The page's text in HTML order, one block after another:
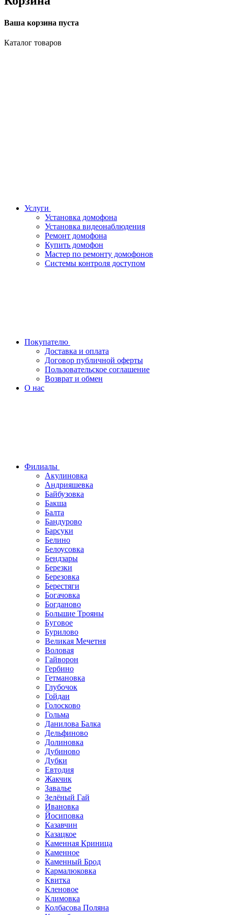
Ваша корзина пуста
Каталог товаров
Услуги
Установка домофона
Установка видеонаблюдения
Ремонт домофона
Купить домофон
Мастер по ремонту домофонов
Системы контроля доступом
Покупателю
Доставка и оплата
Договор публичной оферты
Пользовательское соглашение
Возврат и обмен
О нас
Филиалы
Акулиновка
Андрияшевка
Байбузовка
Бакша
Балта
Бандурово
Барсуки
Белино
Белоусовка
Бендзары
Березки
Березовка
Берестяги
Богачовка
Богданово
Большие Трояны
Буговое
Бурилово
Великая Мечетня
Воловая
Гайворон
Гербино
Гетмановка
Глубочок
Гойдаи
Голосково
Гольма
Данилова Балка
Дельфиново
Долиновка
Дубиново
Дубки
Евтодия
Жакчик
Завалье
Зелёный Гай
Ивановка
Йосиповка
Казавчин
Казацкое
Каменная Криница
Каменное
Каменный Брод
Кармалюковка
Квитка
Кленовое
Климовка
Колбасова Поляна